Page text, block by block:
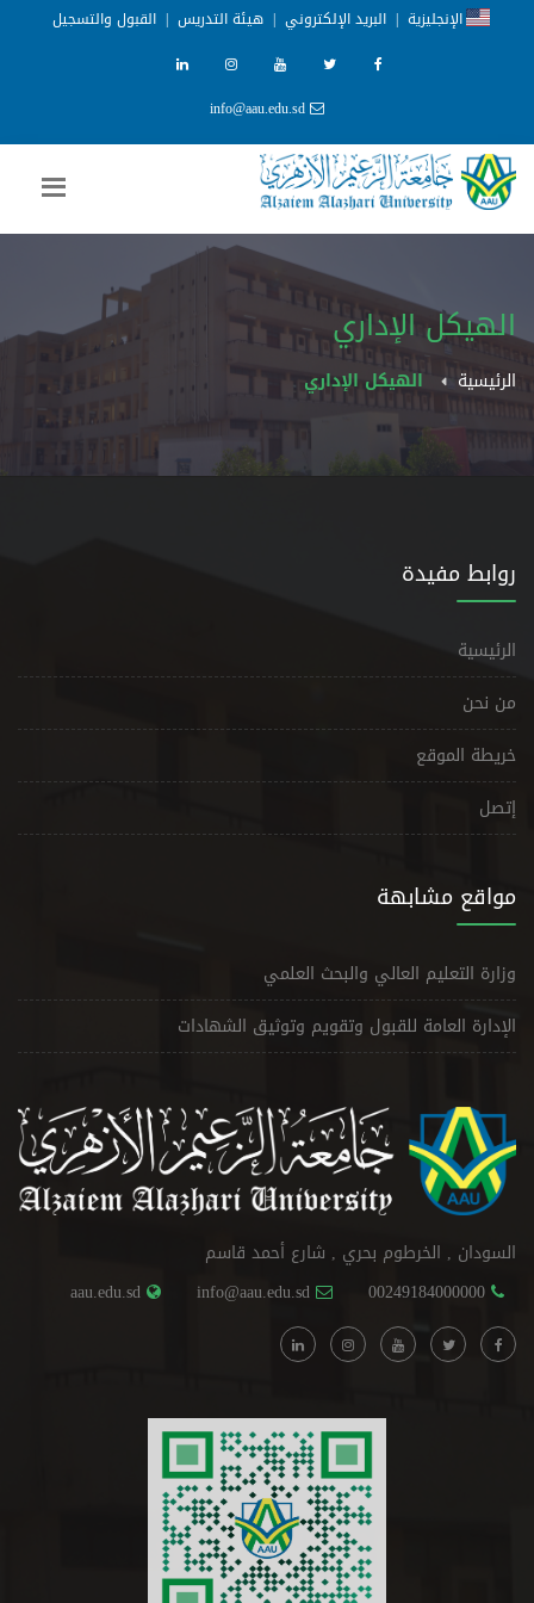
الإنجليزية | البريد الإلكتروني | هيئة التدريس | القبول والتسجيل
info@aau.edu.sd
الهيكل الإداري
الرئيسية الهيكل الإداري
روابط مفيدة
الرئيسية
من نحن
خريطة الموقع
إتصل
مواقع مشابهة
وزارة التعليم العالي والبحث العلمي
الإدارة العامة للقبول وتقويم وتوثيق الشهادات
السودان , الخرطوم بحري , شارع أحمد قاسم
00249184000000
info@aau.edu.sd
aau.edu.sd